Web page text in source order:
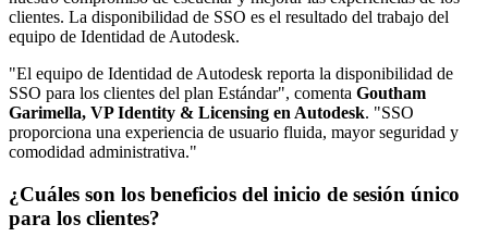
clientes. La disponibilidad de SSO es el resultado del trabajo del
equipo de Identidad de Autodesk.
"El equipo de Identidad de Autodesk reporta la disponibilidad de
SSO para los clientes del plan Estándar", comenta Goutham
Garimella, VP Identity & Licensing en Autodesk. "SSO
proporciona una experiencia de usuario fluida, mayor seguridad y
comodidad administrativa."
¿Cuáles son los beneficios del inicio de sesión único
para los clientes?